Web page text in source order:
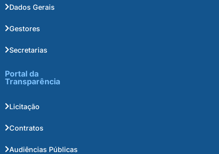
Dados Gerais
Gestores
Secretarias
Portal da
Transparência
Licitação
Contratos
Audiências Públicas